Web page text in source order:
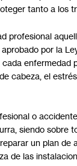
tanto a los
profesional
por la
cabeza, el
o
siendo sobre
un plan de
de las